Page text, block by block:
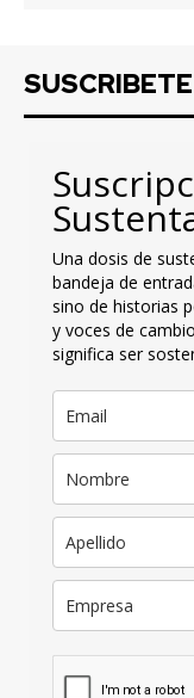
SUSCRIBETE
Una dosis de
bandeja de
sino de historias
y voces de
significa ser